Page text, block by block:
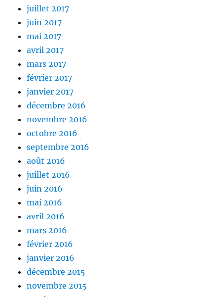
juillet 2017
juin 2017
mai 2017
avril 2017
mars 2017
février 2017
janvier 2017
décembre 2016
novembre 2016
octobre 2016
septembre 2016
août 2016
juillet 2016
juin 2016
mai 2016
avril 2016
mars 2016
février 2016
janvier 2016
décembre 2015
novembre 2015